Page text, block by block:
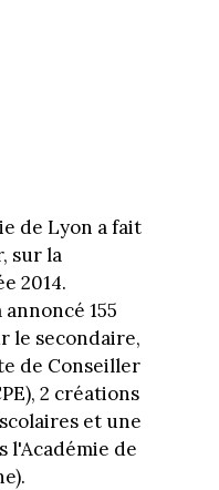
de Lyon a fait
sur la
2014.
155
le secondaire,
de Conseiller
2 créations
et une
l'Académie de